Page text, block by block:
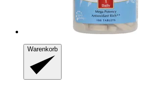
Warenkorb